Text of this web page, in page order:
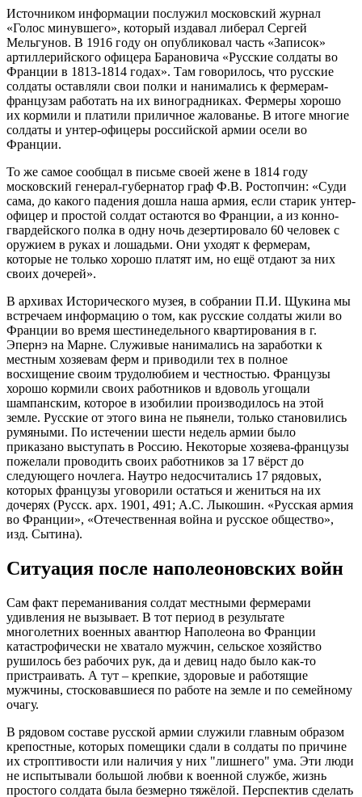
Источником информации послужил московский журнал
«Голос минувшего», который издавал либерал Сергей
Мельгунов. В 1916 году он опубликовал часть «Записок»
артиллерийского офицера Барановича «Русские солдаты во
Франции в 1813-1814 годах». Там говорилось, что русские
солдаты оставляли свои полки и нанимались к фермерам-
французам работать на их виноградниках. Фермеры хорошо
их кормили и платили приличное жалованье. В итоге многие
солдаты и унтер-офицеры российской армии осели во
Франции.
То же самое сообщал в письме своей жене в 1814 году
московский генерал-губернатор граф Ф.В. Ростопчин: «Суди
сама, до какого падения дошла наша армия, если старик унтер-
офицер и простой солдат остаются во Франции, а из конно-
гвардейского полка в одну ночь дезертировало 60 человек с
оружием в руках и лошадьми. Они уходят к фермерам,
которые не только хорошо платят им, но ещё отдают за них
своих дочерей».
В архивах Исторического музея, в собрании П.И. Щукина мы
встречаем информацию о том, как русские солдаты жили во
Франции во время шестинедельного квартирования в г.
Эпернэ на Марне. Служивые нанимались на заработки к
местным хозяевам ферм и приводили тех в полное
восхищение своим трудолюбием и честностью. Французы
хорошо кормили своих работников и вдоволь угощали
шампанским, которое в изобилии производилось на этой
земле. Русские от этого вина не пьянели, только становились
румяными. По истечении шести недель армии было
приказано выступать в Россию. Некоторые хозяева-французы
пожелали проводить своих работников за 17 вёрст до
следующего ночлега. Наутро недосчитались 17 рядовых,
которых французы уговорили остаться и жениться на их
дочерях (Русск. арх. 1901, 491; А.С. Лыкошин. «Русская армия
во Франции», «Отечественная война и русское общество»,
изд. Сытина).
Ситуация после наполеоновских войн
Сам факт переманивания солдат местными фермерами
удивления не вызывает. В тот период в результате
многолетних военных авантюр Наполеона во Франции
катастрофически не хватало мужчин, сельское хозяйство
рушилось без рабочих рук, да и девиц надо было как-то
пристраивать. А тут – крепкие, здоровые и работящие
мужчины, стосковавшиеся по работе на земле и по семейному
очагу.
В рядовом составе русской армии служили главным образом
крепостные, которых помещики сдали в солдаты по причине
их строптивости или наличия у них "лишнего" ума. Эти люди
не испытывали большой любви к военной службе, жизнь
простого солдата была безмерно тяжёлой. Перспектив сделать